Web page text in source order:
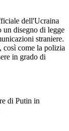
dell'Ucraina
un disegno di legge
straniere.
così come la polizia
in grado di
di Putin in